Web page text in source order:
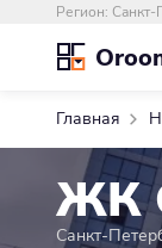
Регион: Санкт-
Главная
ЖК
Санкт-